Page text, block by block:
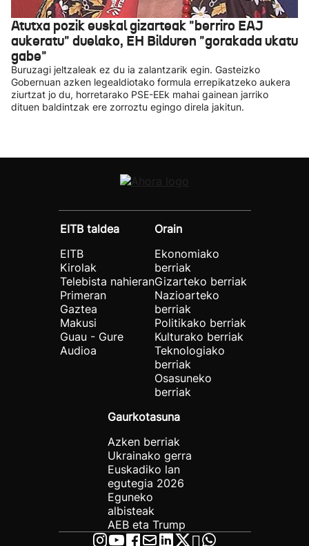
Atutxa pozik euskal gizarteak "berriro EAJ
aukeratu" duelako, EH Bilduren "gorakada ukatu
gabe"
Buruzagi jeltzaleak ez du ia zalantzarik egin. Gasteizko
Gobernuan azken legealdiotako formula errepikatzeko aukera
ziurtzat jo du, horretarako PSE-EEk mahai gainean jarriko
dituen baldintzak ere zorroztu egingo direla jakitun.
EITB taldea
EITB
Kirolak
Telebista nahieran
Primeran
Gaztea
Makusi
Guau - Gure
Audioa
Orain
Ekonomiako
berriak
Gizarteko berriak
Nazioarteko
berriak
Politikako berriak
Kulturako berriak
Teknologiako
berriak
Osasuneko
berriak
Gaurkotasuna
Azken berriak
Ukrainako gerra
Euskadiko lan
egutegia 2026
Eguneko
albisteak
AEB eta Trump